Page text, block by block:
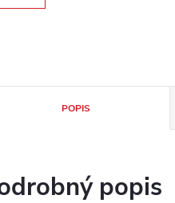
POPIS
popis